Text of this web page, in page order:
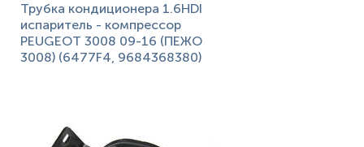
Трубка кондиционера 1.6HDI
испаритель - компрессор
PEUGEOT 3008 09-16 (ПЕЖО
3008) (6477F4, 9684368380)